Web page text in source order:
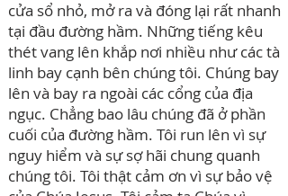
cửa sổ nhỏ, mở ra và đóng lại rất nhanh
tại đầu đường hầm. Những tiếng kêu
thét vang lên khắp nơi nhiều như các tà
linh bay cạnh bên chúng tôi. Chúng bay
lên và bay ra ngoài các cổng của địa
ngục. Chẳng bao lâu chúng đã ở phần
cuối của đường hầm. Tôi run lên vì sự
nguy hiểm và sự sợ hãi chung quanh
chúng tôi. Tôi thật cảm ơn vì sự bảo vệ